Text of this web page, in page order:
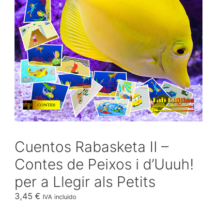
Cuentos Rabasketa II –
Contes de Peixos i d’Uuuh!
per a Llegir als Petits
3,45 € IVA incluido